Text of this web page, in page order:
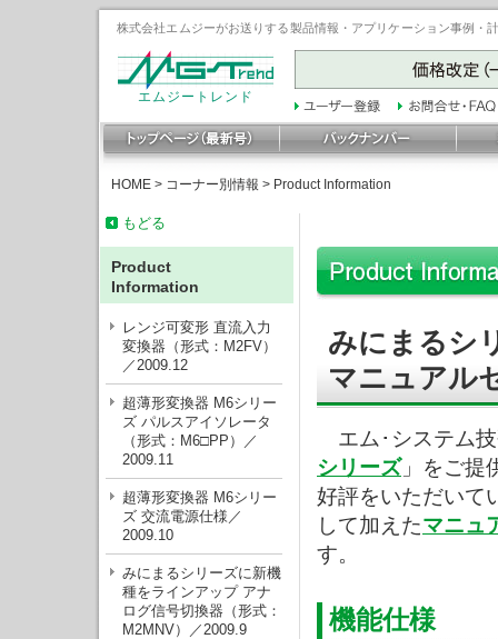
株式会社エムジーがお送りする製品情報・アプリケーション事例
エムジートレンド
HOME > コーナー別情報 > Product Information
もどる
Product
Information
レンジ可変形 直流入力
変換器（形式：M2FV）
／2009.12
超薄形変換器 M6シリー
ズ パルスアイソレータ
（形式：M6□PP）／
2009.11
超薄形変換器 M6シリー
ズ 交流電源仕様／
2009.10
みにまるシリーズに新機
種をラインアップ アナ
ログ信号切換器（形式：
M2MNV）／2009.9
みにまるシ
マニュアル
エム･システム
シリーズ」をご提
好評をいただいて
して加えたマニュ
す。
機能仕様